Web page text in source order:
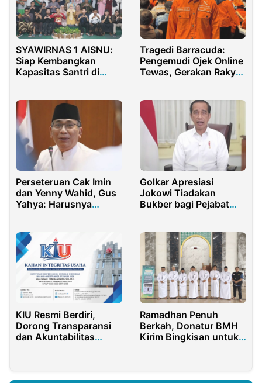
SYAWIRNAS 1 AISNU:
Siap Kembangkan
Kapasitas Santri di
Tragedi Barracuda:
Pengemudi Ojek Online
Tewas, Gerakan Rakyat
Perseteruan Cak Imin
dan Yenny Wahid, Gus
Yahya: Harusnya
Golkar Apresiasi
Jokowi Tiadakan
Bukber bagi Pejabat
KIU Resmi Berdiri,
Dorong Transparansi
dan Akuntabilitas
Ramadhan Penuh
Berkah, Donatur BMH
Kirim Bingkisan untuk